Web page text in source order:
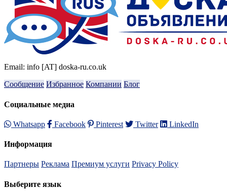
Email: info [AT] doska-ru.co.uk
Сообщение Избранное Компании Блог
Социальные медиа
Whatsapp Facebook Pinterest Twitter LinkedIn
Информация
Партнеры Реклама Премиум услуги Privacy Policy
Выберите язык